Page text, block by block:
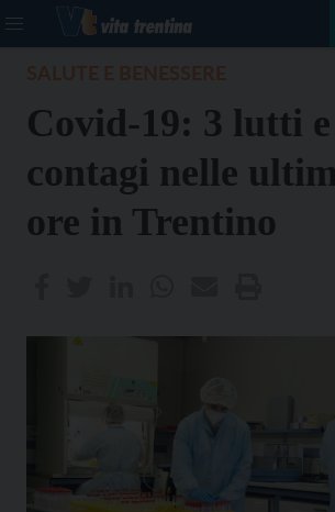
Covid-19: 3 lutti e
contagi nelle
ore in Trentino